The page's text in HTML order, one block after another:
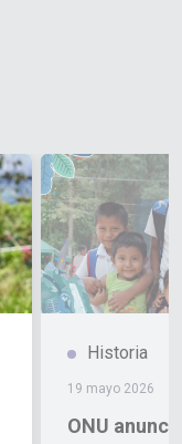
Historia
19 mayo 2026
ONU